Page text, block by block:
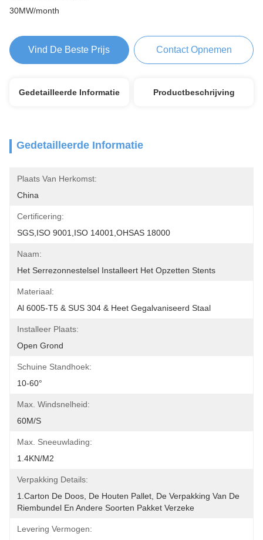
30MW/month
Vind De Beste Prijs Contact Opnemen
Gedetailleerde Informatie Productbeschrijving
Gedetailleerde Informatie
Plaats Van Herkomst:
China
Certificering:
SGS,ISO 9001,ISO 14001,OHSAS 18000
Naam:
Het Serrezonnestelsel Installeert Het Opzetten Stents
Materiaal:
Al 6005-T5 & SUS 304 & Heet Gegalvaniseerd Staal
Installeer Plaats:
Open Grond
Schuine Standhoek:
10-60°
Max. Windsnelheid:
60M/S
Max. Sneeuwlading:
1.4KN/m2
Verpakking Details:
1.Carton De Doos, De Houten Pallet, De Verpakking Van De
Riembundel En Andere Soorten Pakket Verzeke
Levering Vermogen: